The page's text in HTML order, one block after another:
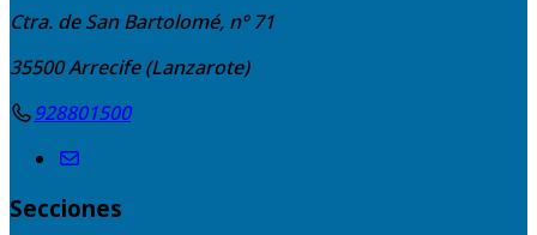
Ctra. de San Bartolomé, nº 71
35500Arrecife (Lanzarote)
928801500
Secciones